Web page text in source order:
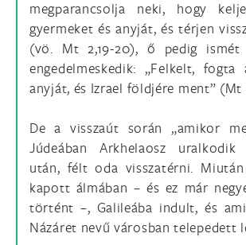
megparancsolja neki, hogy
gyermeket és anyját, és térjen
(vö. Mt 2,19-20), ő pedig ismét
engedelmeskedik: „Felkelt,
anyját, és Izrael földjére ment” (Mt
De a visszaút során „amikor
Júdeában Arkhelaosz
után, félt oda visszatérni.
kapott álmában – és ez már
történt –, Galileába indult, és
Názáret nevű városban telepedett